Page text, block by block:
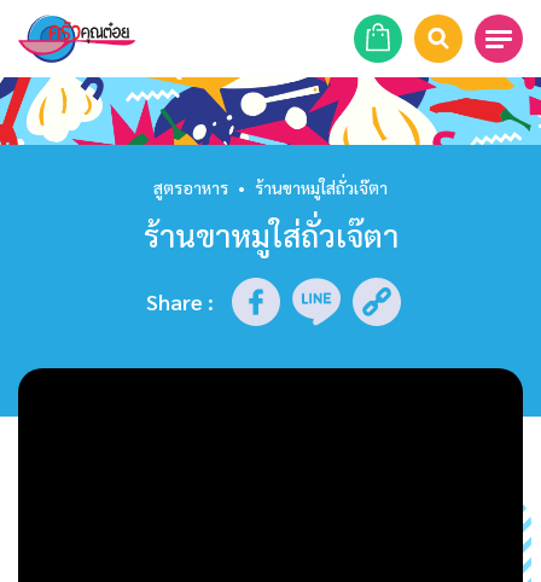
หน้าแรก
รายการย้อนหลัง
สูตรอาหาร • ร้านขาหมูใส่ถั่วเจ๊ตา
ร้านขาหมูใส่ถั่วเจ๊ตา
Share :